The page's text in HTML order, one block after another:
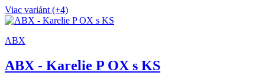
Viac variánt (+4)
ABX
ABX - Karelie P OX s KS